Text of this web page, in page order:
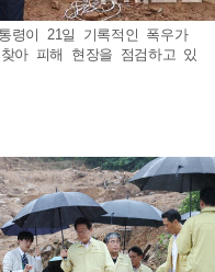
령이 21일 기록적인 폭우가
아 피해 현장을 점검하고 있